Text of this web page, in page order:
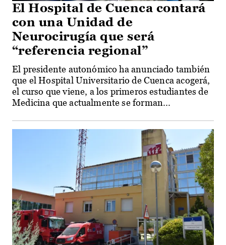
El Hospital de Cuenca contará
con una Unidad de
Neurocirugía que será
“referencia regional”
El presidente autonómico ha anunciado también
que el Hospital Universitario de Cuenca acogerá,
el curso que viene, a los primeros estudiantes de
Medicina que actualmente se forman...